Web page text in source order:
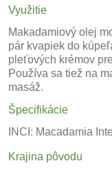
Využitie
Makadamiový olej
pár kvapiek do
pleťových krémov
Používa sa tiež na
masáž.
Špecifikácie
INCI: Macadamia
Krajina pôvodu